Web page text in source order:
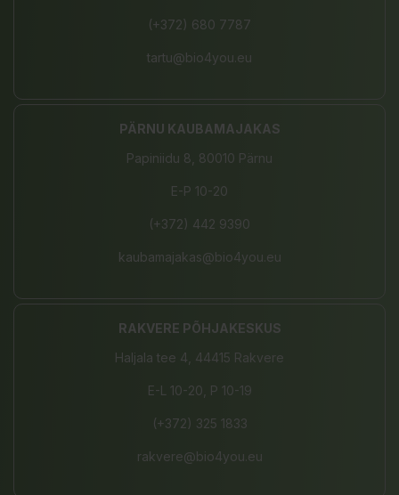
(+372) 680 7787
tartu@bio4you.eu
PÄRNU KAUBAMAJAKAS
Papiniidu 8, 80010 Pärnu
E-P 10-20
(+372) 442 9390
kaubamajakas@bio4you.eu
RAKVERE PÕHJAKESKUS
Haljala tee 4, 44415 Rakvere
E-L 10-20, P 10-19
(+372) 325 1833
rakvere@bio4you.eu